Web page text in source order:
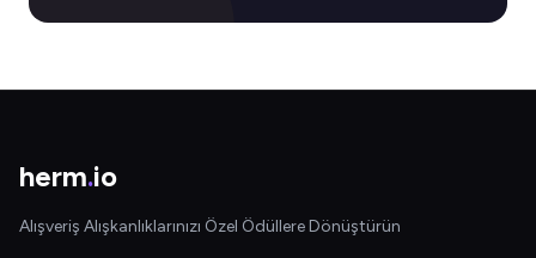
herm.io
Alışveriş Alışkanlıklarınızı Özel Ödüllere Dönüştürün